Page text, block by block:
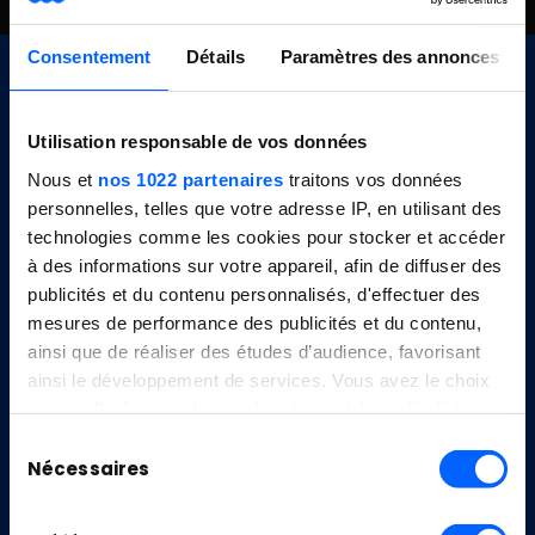
Consentement Détails Paramètres des annonces
Utilisation responsable de vos données
Nous et nos 1022 partenaires traitons vos données
personnelles, telles que votre adresse IP, en utilisant des
technologies comme les cookies pour stocker et accéder
à des informations sur votre appareil, afin de diffuser des
publicités et du contenu personnalisés, d'effectuer des
mesures de performance des publicités et du contenu,
ainsi que de réaliser des études d’audience, favorisant
ainsi le développement de services. Vous avez le choix
tout moment en consultant la Déclaration relative aux
cookies ou en cliquant sur l'icône de confidentialité.
Nécessaires
Nous contacter
Profitez d’un échange personnalisé en
contactant Guillaume Zaffaroni, notre